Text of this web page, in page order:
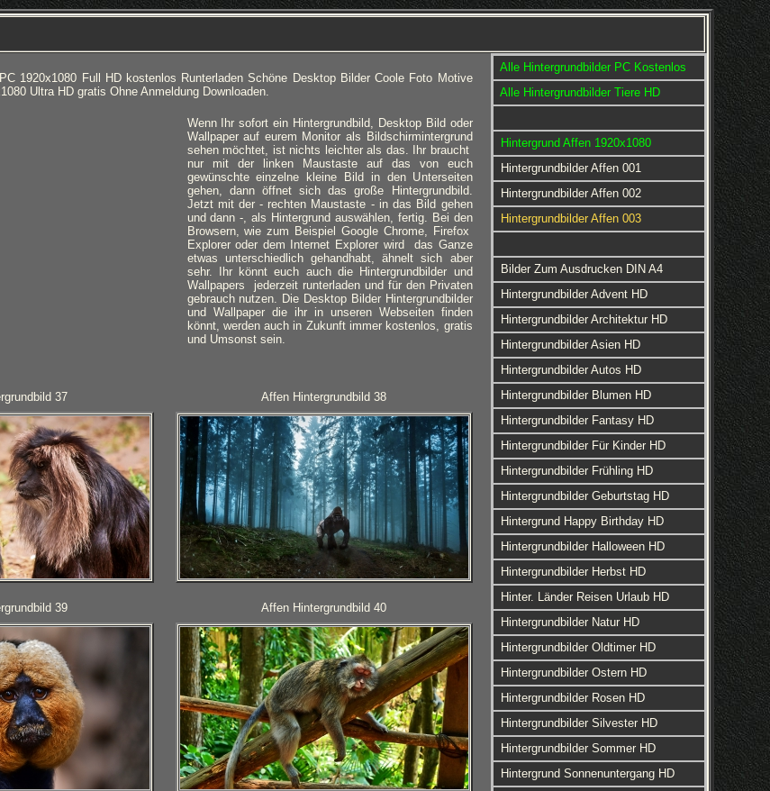
1920x1080 Full HD kostenlos Runterladen Schöne Desktop Bilder Coole Foto Motive
Ultra HD gratis Ohne Anmeldung Downloaden.
Wenn Ihr sofort ein Hintergrundbild, Desktop Bild oder
Wallpaper auf eurem Monitor als Bildschirmintergrund
sehen möchtet, ist nichts leichter als das. Ihr braucht
nur mit der linken Maustaste auf das von euch
gewünschte einzelne kleine Bild in den Unterseiten
gehen, dann öffnet sich das große Hintergrundbild.
Jetzt mit der - rechten Maustaste - in das Bild gehen
und dann -, als Hintergrund auswählen, fertig. Bei den
Browsern, wie zum Beispiel Google Chrome, Firefox
Explorer oder dem Internet Explorer wird das Ganze
etwas unterschiedlich gehandhabt, ähnelt sich aber
sehr. Ihr könnt euch auch die Hintergrundbilder und
Wallpapers jederzeit runterladen und für den Privaten
gebrauch nutzen. Die Desktop Bilder Hintergrundbilder
und Wallpaper die ihr in unseren Webseiten finden
könnt, werden auch in Zukunft immer kostenlos, gratis
und Umsonst sein.
37 Affen Hintergrundbild 38
39 Affen Hintergrundbild 40
Alle Hintergrundbilder PC Kostenlos
Alle Hintergrundbilder Tiere HD
Hintergrund Affen 1920x1080
Hintergrundbilder Affen 001
Hintergrundbilder Affen 002
Hintergrundbilder Affen 003
Bilder Zum Ausdrucken DIN A4
Hintergrundbilder Advent HD
Hintergrundbilder Architektur HD
Hintergrundbilder Asien HD
Hintergrundbilder Autos HD
Hintergrundbilder Blumen HD
Hintergrundbilder Fantasy HD
Hintergrundbilder Für Kinder HD
Hintergrundbilder Frühling HD
Hintergrundbilder Geburtstag HD
Hintergrund Happy Birthday HD
Hintergrundbilder Halloween HD
Hintergrundbilder Herbst HD
Hinter. Länder Reisen Urlaub HD
Hintergrundbilder Natur HD
Hintergrundbilder Oldtimer HD
Hintergrundbilder Ostern HD
Hintergrundbilder Rosen HD
Hintergrundbilder Silvester HD
Hintergrundbilder Sommer HD
Hintergrund Sonnenuntergang HD